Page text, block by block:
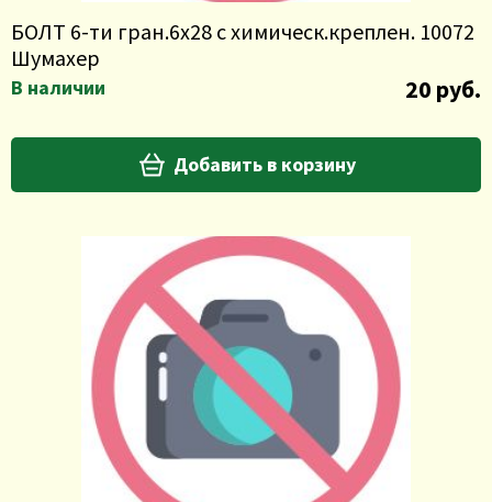
БОЛТ 6-ти гран.6х28 с химическ.креплен. 10072
Шумахер
В наличии 20 руб.
Добавить в корзину